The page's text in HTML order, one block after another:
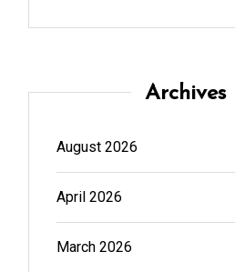
Archives
August 2026
April 2026
March 2026